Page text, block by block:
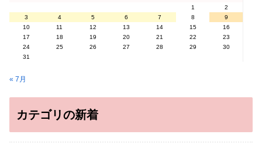
1
2
3
4 5 6 7 8
9
10
11 12 13 14 15
16
17
18 19 20 21 22
23
24
25 26 27 28 29
30
31
« 7月
カテゴリの新着